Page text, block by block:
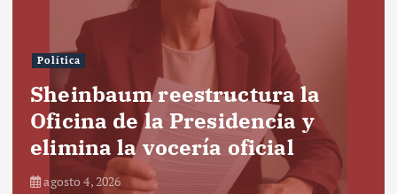
Política
Sheinbaum reestructura la
Oficina de la Presidencia y
elimina la vocería oficial
agosto 4, 2026